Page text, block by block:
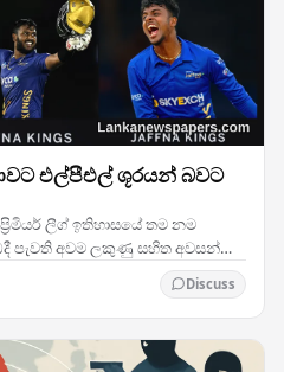
එල්පීඑල් ශූරයන් බවට
ලීග් ඉතිහාසයේ තම නම
පැවති අවම ලකුණු සහිත අවසන්
Discuss